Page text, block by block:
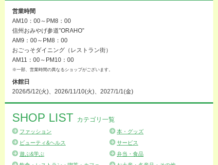
営業時間
AM10：00～PM8：00
信州おみやげ参道”ORAHO”
AM9：00～PM8：00
おごっそダイニング（レストラン街）
AM11：00～PM10：00
※一部、営業時間の異なるショップがございます。
休館日
2026/5/12(火)、2026/11/10(火)、2027/1/1(金)
SHOP LIST カテゴリ一覧
ファッション
本・グッズ
ビューティ&ヘルス
サービス
遊ぶ&学ぶ
弁当・食品